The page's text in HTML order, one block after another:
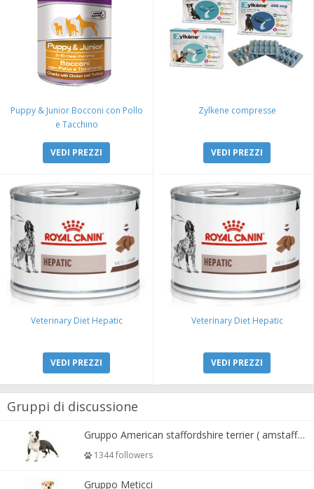
Puppy & Junior Bocconi con Pollo
e Tacchino
VEDI PREZZI
Zylkene compresse
VEDI PREZZI
Veterinary Diet Hepatic
VEDI PREZZI
Veterinary Diet Hepatic
VEDI PREZZI
Gruppi di discussione
Gruppo American staffordshire terrier ( amstaff, amastaff )
1344 followers
Gruppo Meticci